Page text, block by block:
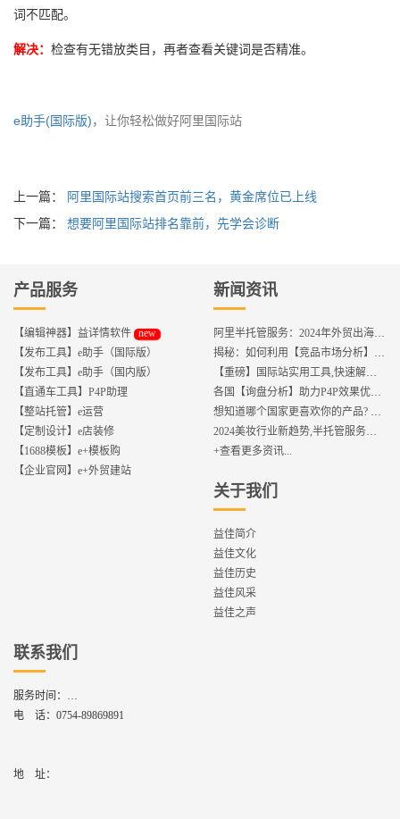
词不匹配。
解决： 检查有无错放类目，再者查看关键词是否精准。
e助手(国际版)，让你轻松做好阿里国际站
上一篇：
阿里国际站搜索首页前三名，黄金席位已上线
下一篇： 想要阿里国际站排名靠前，先学会诊断
产品服务
【编辑神器】益详情软件 new
【发布工具】e助手（国际版）
【发布工具】e助手（国内版）
【直通车工具】P4P助理
【整站托管】e运营
【定制设计】e店装修
【1688模板】e+模板购
【企业官网】e+外贸建站
新闻资讯
阿里半托管服务：2024年外贸出海热潮的主旋律
揭秘：如何利用【竞品市场分析】优化店铺流量？
【重磅】国际站实用工具,快速解决运营中的5大琐事，一键提升运营效率!
各国【询盘分析】助力P4P效果优化,提升ROI!
想知道哪个国家更喜欢你的产品? 来这找到答案!
2024美妆行业新趋势,半托管服务抢占流量红利
+查看更多资讯...
关于我们
益佳简介
益佳文化
益佳历史
益佳风采
益佳之声
联系我们
服务时间：
周一到周六,8：30 - 17：30
电 话： 0754-89869891
地    址：